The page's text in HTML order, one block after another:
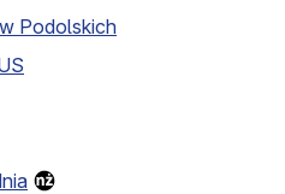
Podolskich